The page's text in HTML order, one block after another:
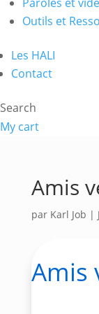
Outils et
Les HALI
Contact
Search
My cart
Amis
par Karl Job |
Amis